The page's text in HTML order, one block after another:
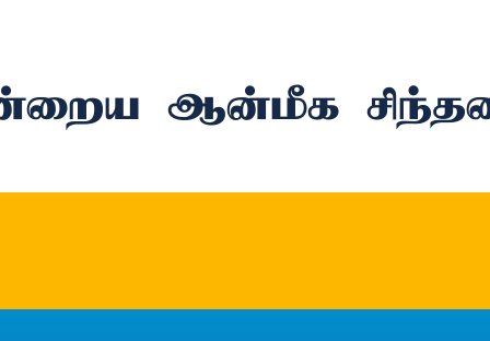
ஆன்மீக